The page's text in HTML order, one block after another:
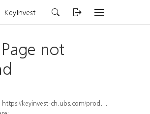
KeyInvest
not
https://keyinvest-ch.ubs.com/produkt/detail/index/isin/CH1570350442